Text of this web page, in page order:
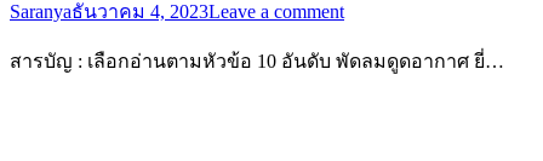
Saranyaธันวาคม 4, 2023Leave a comment
สารบัญ : เลือกอ่านตามหัวข้อ 10 อันดับ พัดลมดูดอากาศ ยี่…